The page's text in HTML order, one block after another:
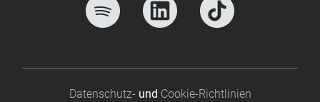
Footer bottomDatenschutz- und Cookie-Richtlinien